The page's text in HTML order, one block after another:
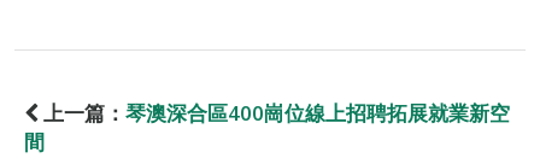
上一篇： 琴澳深合區400崗位線上招聘拓展就業新空
間